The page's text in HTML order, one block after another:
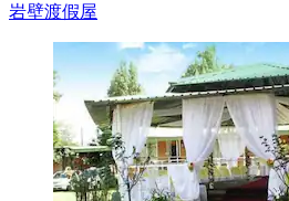
岩壁渡假屋